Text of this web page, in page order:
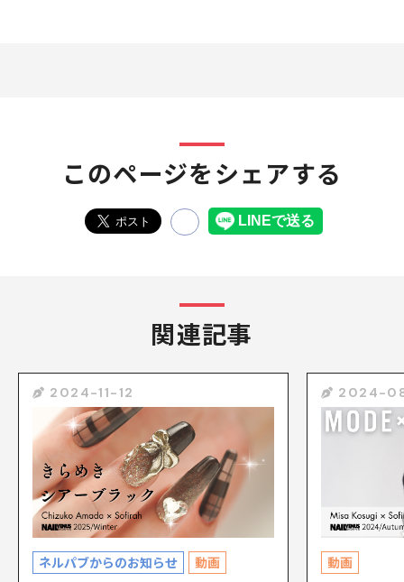
このページをシェアする
関連記事
2024-11-12
ネルパブからのお知らせ 動画
2024-
動画